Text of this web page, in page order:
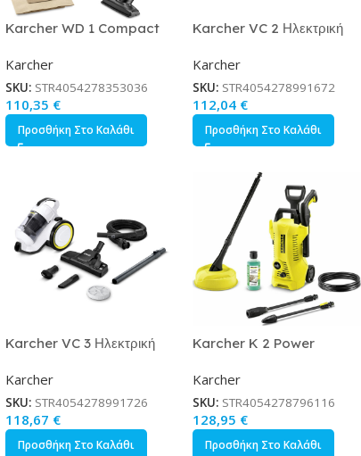
Karcher WD 1 Compact
Υγρών / Στερεών Χωρίς
Φορτιστή και Μπαταρία με
Πλαστικό Κάδο 7lt Κωδικός
1.198-300.0
Karcher
SKU: STR4054278353036
110,35 €
Προσθήκη Στο Καλάθι
Karcher VC 2 Ηλεκτρική
2.8lt Λευκή
Karcher
SKU: STR4054278991672
112,04 €
Προσθήκη Στο Καλάθι
Karcher VC 3 Ηλεκτρική
0.9lt Λευκή
Karcher
SKU: STR4054278991726
118,67 €
Προσθήκη Στο Καλάθι
Karcher K 2 Power
Ρεύματος 1400W με Πίεση
110bar Κωδικός 1.673-
603.0
Karcher
SKU: STR4054278796116
128,95 €
Προσθήκη Στο Καλάθι